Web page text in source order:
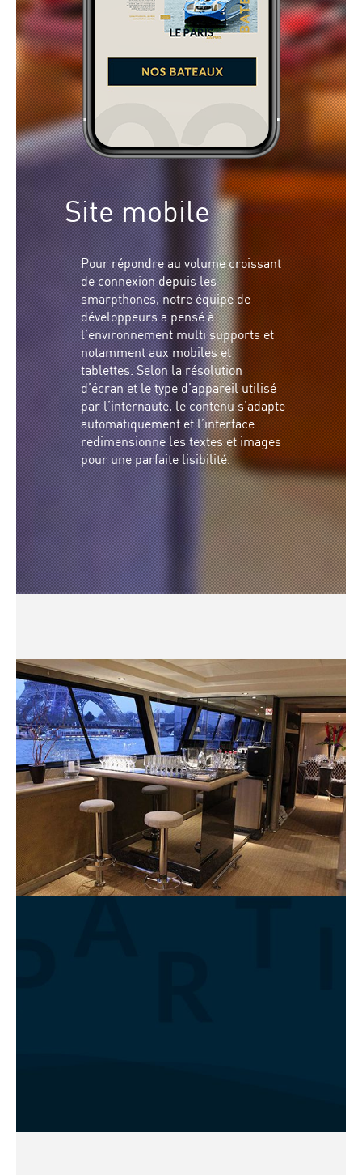
Site mobile
Pour répondre au volume croissant
de connexion depuis les
smarpthones, notre équipe de
développeurs a pensé à
l’environnement multi supports et
notamment aux mobiles et
tablettes. Selon la résolution
d’écran et le type d’appareil utilisé
par l’internaute, le contenu s’adapte
automatiquement et l’interface
redimensionne les textes et images
pour une parfaite lisibilité.